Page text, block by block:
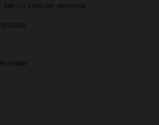
tale cu caracter personal
rulate